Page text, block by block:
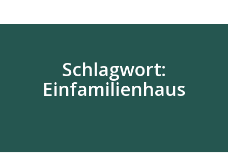
Schlagwort:
Einfamilienhaus